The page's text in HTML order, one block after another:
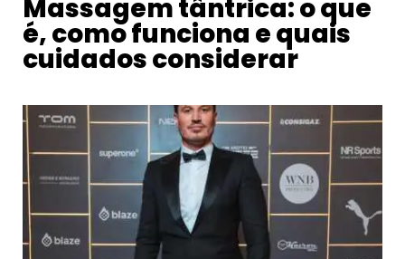
Massagem tântrica: o que
é, como funciona e quais
cuidados considerar